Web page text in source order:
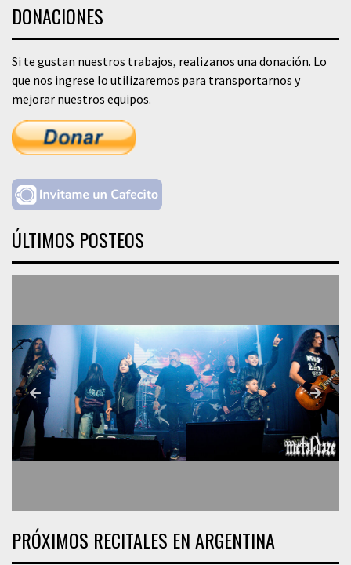
DONACIONES
Si te gustan nuestros trabajos, realizanos una donación. Lo
que nos ingrese lo utilizaremos para transportarnos y
mejorar nuestros equipos.
ÚLTIMOS POSTEOS
PRÓXIMOS RECITALES EN ARGENTINA